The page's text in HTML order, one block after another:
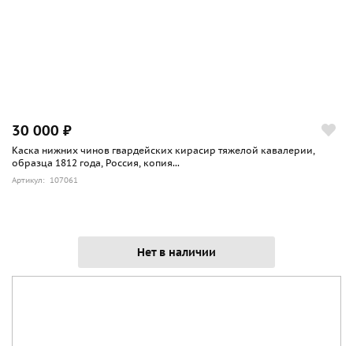
30 000 ₽
Каска нижних чинов гвардейских кирасир тяжелой кавалерии,
образца 1812 года, Россия, копия...
Артикул: 107061
Нет в наличии